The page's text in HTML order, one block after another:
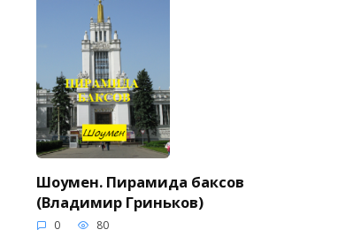
Шоумен. Пирамида баксов
(Владимир Гриньков)
0 80